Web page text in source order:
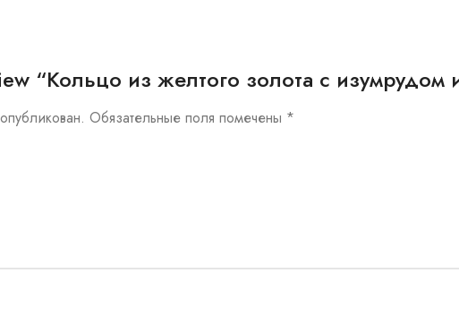
“Кольцо из желтого золота с изумрудом
Обязательные поля помечены *